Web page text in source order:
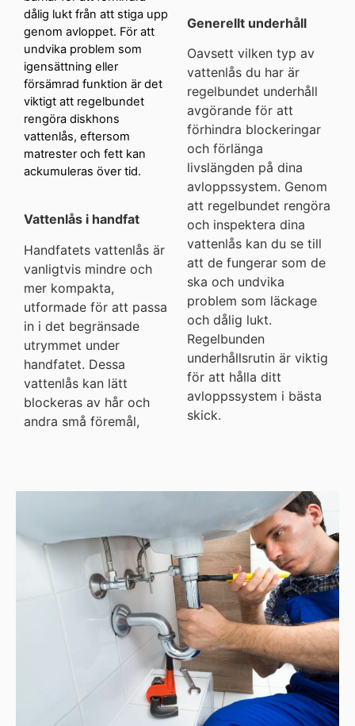
dålig lukt från att stiga upp
genom avloppet. För att
undvika problem som
igensättning eller
försämrad funktion är det
viktigt att regelbundet
rengöra diskhons
vattenlås, eftersom
matrester och fett kan
ackumuleras över tid.
Vattenlås i handfat
Handfatets vattenlås är
vanligtvis mindre och
mer kompakta,
utformade för att passa
in i det begränsade
utrymmet under
handfatet. Dessa
vattenlås kan lätt
blockeras av hår och
andra små föremål,
Generellt underhåll
Oavsett vilken typ av
vattenlås du har är
regelbundet underhåll
avgörande för att
förhindra blockeringar
och förlänga
livslängden på dina
avloppssystem. Genom
att regelbundet rengöra
och inspektera dina
vattenlås kan du se till
att de fungerar som de
ska och undvika
problem som läckage
och dålig lukt.
Regelbunden
underhållsrutin är viktig
för att hålla ditt
avloppssystem i bästa
skick.